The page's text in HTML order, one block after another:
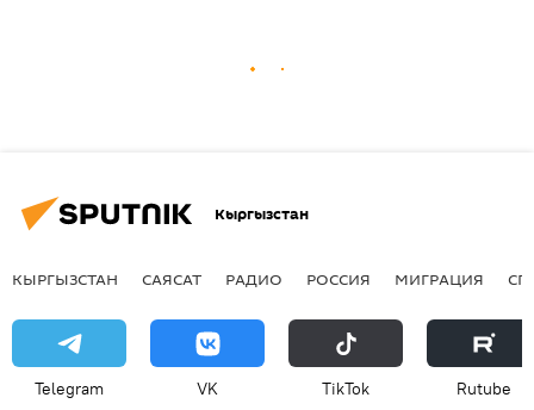
Кыргызстан
КЫРГЫЗСТАН САЯСАТ РАДИО РОССИЯ МИГРАЦИЯ
Telegram VK ТikТоk Rutube